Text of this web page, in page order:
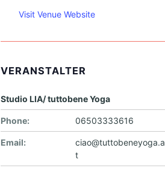
Visit Venue Website
VERANSTALTER
Studio LIA/ tuttobene Yoga
Phone: 06503333616
Email:
ciao@tuttobeneyoga.a
t